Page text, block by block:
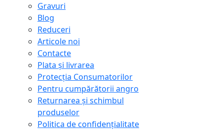
Gravuri
Blog
Reduceri
Articole noi
Contacte
Plata și livrarea
Protecţia Consumatorilor
Pentru cumpărătorii angro
Returnarea și schimbul
produselor
Politica de confidențialitate